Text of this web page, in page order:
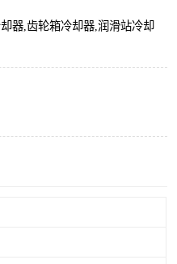
器,齿轮箱冷却器,润滑站冷却